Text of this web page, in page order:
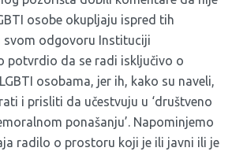
osobe okupljaju ispred tih
svom odgovoru Instituciji
potvrdio da se radi isključivo o
osobama, jer ih, kako su naveli,
i prisliti da učestvuju u ‘društveno
ponašanju’. Napominjemo
radilo o prostoru koji je ili javni ili je